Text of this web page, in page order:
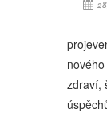
zdraví,